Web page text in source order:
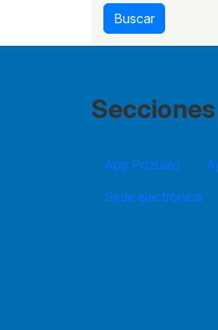
Buscar
Secciones
App Pozuelo
Sede electrónica